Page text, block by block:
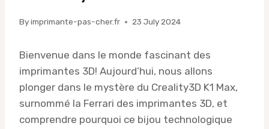
Byimprimante-pas-cher.fr 23 July 2024
Bienvenue dans le monde fascinant des
imprimantes 3D! Aujourd’hui, nous allons
plonger dans le mystère du Creality3D K1 Max,
surnommé la Ferrari des imprimantes 3D, et
comprendre pourquoi ce bijou technologique